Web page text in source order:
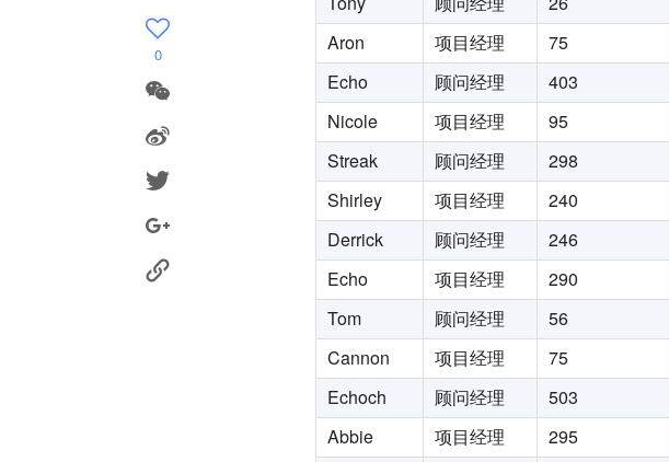
Aron
项目经理 75
Echo
顾问经理 403
Nicole
项目经理 95
Streak
顾问经理 298
Shirley
项目经理 240
Derrick
顾问经理 246
Echo
项目经理 290
Tom
顾问经理 56
Cannon
项目经理 75
Echoch
顾问经理 503
Abbie
项目经理 295
0